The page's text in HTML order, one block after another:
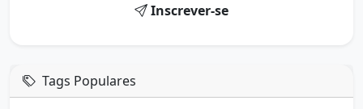
Inscrever-se
Tags Populares